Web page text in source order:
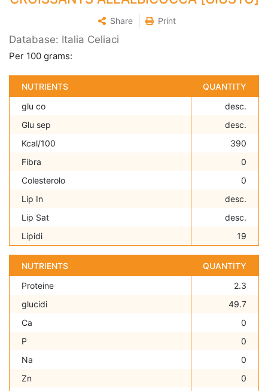
Share Print
Database: Italia Celiaci
Per 100 grams:
NUTRIENTS
QUANTITY
glu co
desc.
Glu sep
desc.
Kcal/100
390
Fibra
0
Colesterolo
0
Lip In
desc.
Lip Sat
desc.
Lipidi
19
NUTRIENTS
QUANTITY
Proteine
2.3
glucidi
49.7
Ca
0
P
0
Na
0
Zn
0